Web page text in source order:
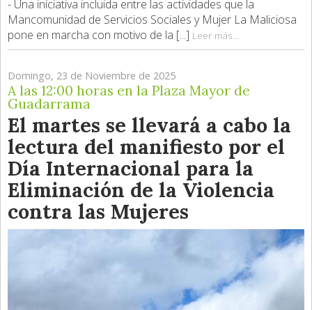
- Una iniciativa incluida entre las actividades que la
Mancomunidad de Servicios Sociales y Mujer La Maliciosa
pone en marcha con motivo de la [...] Leer más...
Domingo, 23 de Noviembre de 2025
A las 12:00 horas en la Plaza Mayor de
Guadarrama
El martes se llevará a cabo la
lectura del manifiesto por el
Día Internacional para la
Eliminación de la Violencia
contra las Mujeres